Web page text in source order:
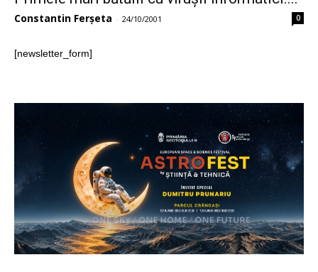
Constantin Ferșeta - 24/10/2001 0
[newsletter_form]